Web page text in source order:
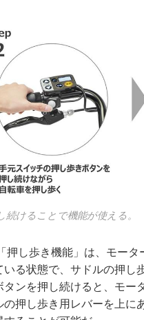
けることで機能が使える。
し歩き機能」は、モータ
る状態で、サドルの押し
ンを押し続けると、モー
押し歩き用レバーを上に